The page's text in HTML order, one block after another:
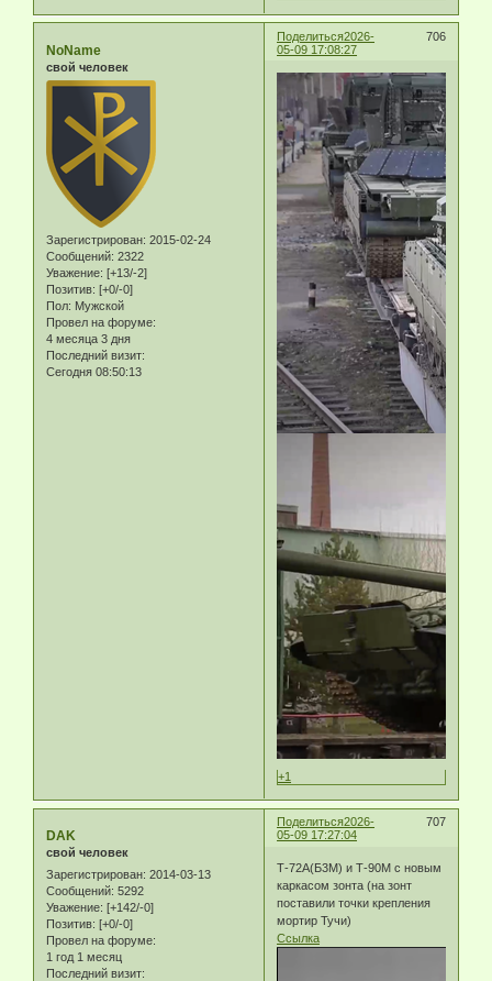
Поделиться 706
2026-
05-09 17:08:27
NoName
свой человек
Зарегистрирован: 2015-02-24
Сообщений: 2322
Уважение: [+13/-2]
Позитив: [+0/-0]
Пол: Мужской
Провел на форуме:
4 месяца 3 дня
Последний визит:
Сегодня 08:50:13
+1
Поделиться 707
2026-
05-09 17:27:04
DAK
свой человек
Зарегистрирован: 2014-03-13
Сообщений: 5292
Уважение: [+142/-0]
Позитив: [+0/-0]
Провел на форуме:
1 год 1 месяц
Последний визит:
Т-72А(Б3М) и Т-90М с новым
каркасом зонта (на зонт
поставили точки крепления
мортир Тучи)
Ссылка